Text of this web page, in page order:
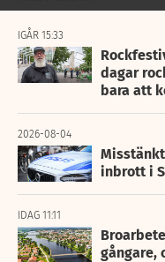
IGÅR 15:33
dagar
bara att
2026-08-04
inbrott i
IDAG 11:11
gångare,